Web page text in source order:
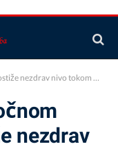
tokom proslave Dana nezavisnosti
nezdrav